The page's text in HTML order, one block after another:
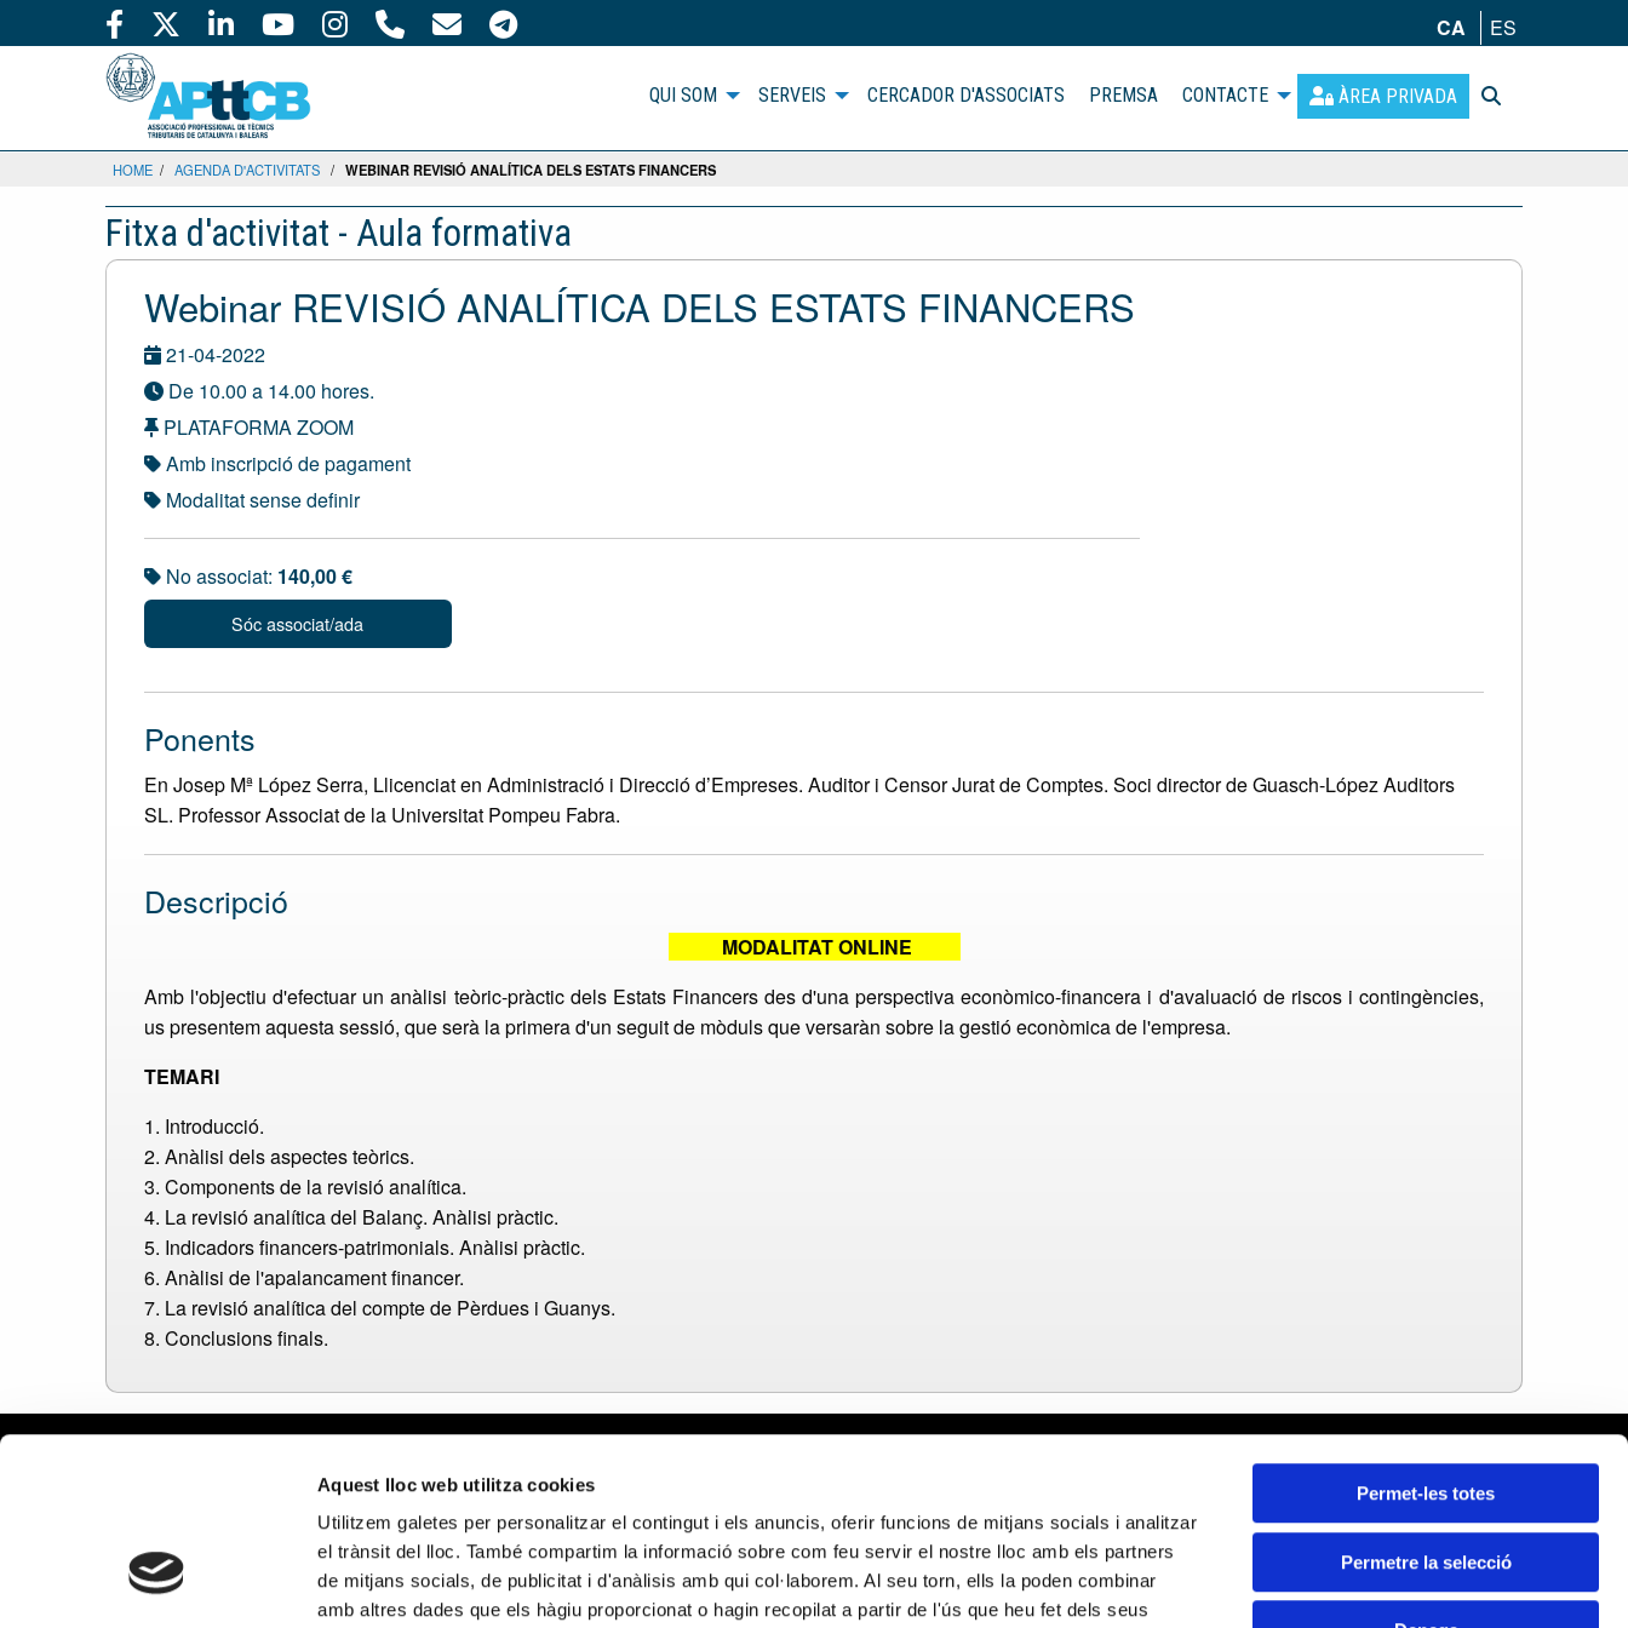
Aquest lloc web utilitza cookies
Utilitzem galetes per personalitzar el contingut i els anuncis, oferir funcions de mitjans socials i analitzar
el trànsit del lloc. També compartim la informació sobre com feu servir el nostre lloc amb els partners
de mitjans socials, de publicitat i d'anàlisis amb qui col·laborem. Al seu torn, ells la poden combinar
amb altres dades que els hàgiu proporcionat o hagin recopilat a partir de l'ús que heu fet dels seus
Permet-les totes
Permetre la selecció
CA ES
QUI SOM SERVEIS CERCADOR D'ASSOCIATS PREMSA CONTACTE ÀREA PRIVADA
HOME / AGENDA D'ACTIVITATS / WEBINAR REVISIÓ ANALÍTICA DELS ESTATS FINANCERS
Fitxa d'activitat - Aula formativa
Webinar REVISIÓ ANALÍTICA DELS ESTATS FINANCERS
21-04-2022
De 10.00 a 14.00 hores.
PLATAFORMA ZOOM
Amb inscripció de pagament
Modalitat sense definir
No associat: 140,00 €
Sóc associat/ada
Ponents
En Josep Mª López Serra, Llicenciat en Administració i Direcció d’Empreses. Auditor i Censor Jurat de Comptes. Soci director de Guasch-López Auditors
SL. Professor Associat de la Universitat Pompeu Fabra.
Descripció
MODALITAT ONLINE
Amb l'objectiu d'efectuar un anàlisi teòric-pràctic dels Estats Financers des d'una perspectiva econòmico-financera i d'avaluació de riscos i contingències,
us presentem aquesta sessió, que serà la primera d'un seguit de mòduls que versaràn sobre la gestió econòmica de l'empresa.
TEMARI
1. Introducció.
2. Anàlisi dels aspectes teòrics.
3. Components de la revisió analítica.
4. La revisió analítica del Balanç. Anàlisi pràctic.
5. Indicadors financers-patrimonials. Anàlisi pràctic.
6. Anàlisi de l'apalancament financer.
7. La revisió analítica del compte de Pèrdues i Guanys.
8. Conclusions finals.
Política de privacitat
Política de cookies
Política de privacitat en
xarxes socials
Delegació Lleida
Delegació Girona
Delegació Tarragona